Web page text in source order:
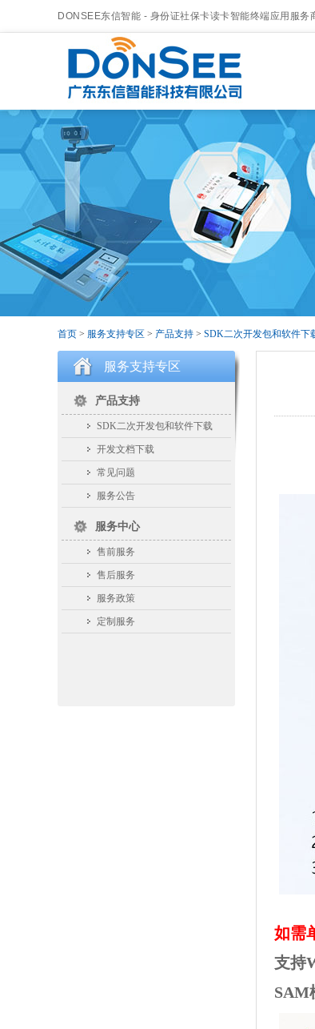
DONSEE东信智能 - 身份证社保卡读卡智能终端应用服务
首页 > 服务支持专区 > 产品支持 > SDK二次开发包和软件下
服务支持专区
产品支持
SDK二次开发包和软件下载
开发文档下载
常见问题
服务公告
服务中心
售前服务
售后服务
服务政策
定制服务
如需
支持
SAM